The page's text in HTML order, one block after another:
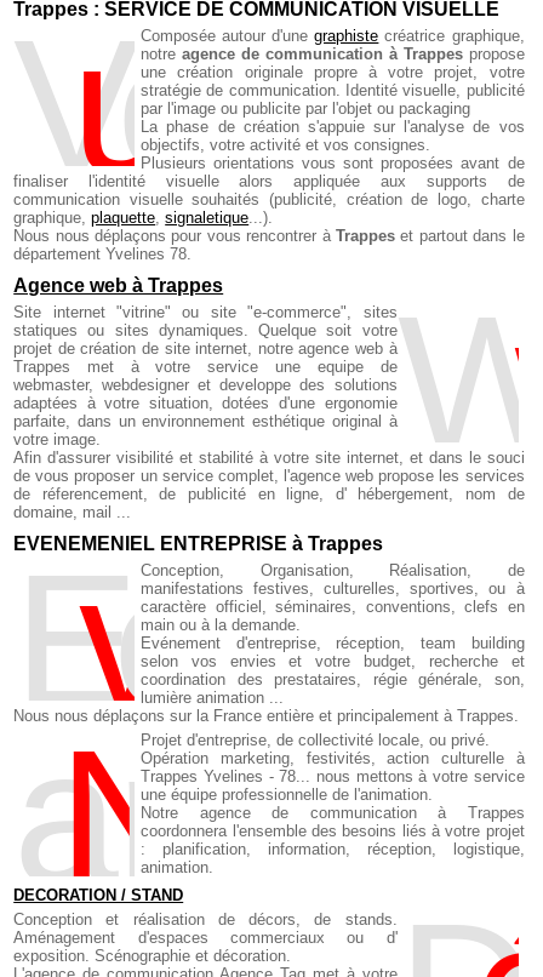
Trappes : SERVICE DE COMMUNICATION VISUELLE
Vue , création
Composée autour d'unegraphiste créatrice graphique,
notreagence de communication à Trappespropose
une création originale propre à votre projet, votre
stratégie de communication. Identité visuelle, publicité
par l'image ou publicite par l'objet ou packaging
La phase de création s'appuie sur l'analyse de vos
objectifs, votre activité et vos consignes.
Plusieurs orientations vous sont proposées avant de
finaliser l'identité visuelle alors appliquée aux supports de
communication visuelle souhaités (publicité, création de logo, charte
graphique,plaquette,signaletique...).
Nous nous déplaçons pour vous rencontrer à Trappeset partout dans le
département Yvelines 78.
Agence web à Trappes W
Site internet "vitrine" ou site "e-commerce", sites
statiques ou sites dynamiques. Quelque soit votre
projet de création de site internet, notre agence web à
Trappes met à votre service une equipe de
webmaster, webdesigner et developpe des solutions
adaptées à votre situation, dotées d'une ergonomie
parfaite, dans un environnement esthétique original à
votre image.
Afin d'assurer visibilité et stabilité à votre site internet, et dans le souci
de vous proposer un service complet, l'agence web propose les services
de réferencement, de publicité en ligne, d' hébergement, nom de
domaine, mail ...
EVENEMENIEL ENTREPRISE à Trappes
Evenemt
Conception, Organisation, Réalisation, de
manifestations festives, culturelles, sportives, ou à
caractère officiel, séminaires, conventions, clefs en
main ou à la demande.
Evénement d'entreprise, réception, team building
selon vos envies et votre budget, recherche et
coordination des prestataires, régie générale, son,
lumière animation ...
Nous nous déplaçons sur la France entière et principalement à Trappes.
aNimation
Projet d'entreprise, de collectivité locale, ou privé.
Opération marketing, festivités, action culturelle à
Trappes Yvelines - 78... nous mettons à votre service
une équipe professionnelle de l'animation.
Notre agence de communication à Trappes
coordonnera l'ensemble des besoins liés à votre projet
: planification, information, réception, logistique,
animation.
DECORATION / STAND
Conception et réalisation de décors, de stands.
Aménagement d'espaces commerciaux ou d'
exposition. Scénographie et décoration.